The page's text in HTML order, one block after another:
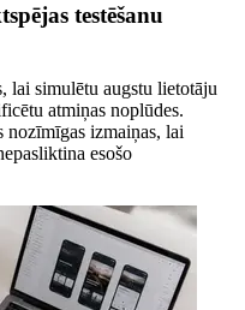
testēšanu
lai simulētu augstu lietotāju
atmiņas noplūdes.
nozīmīgas izmaiņas, lai
esošo